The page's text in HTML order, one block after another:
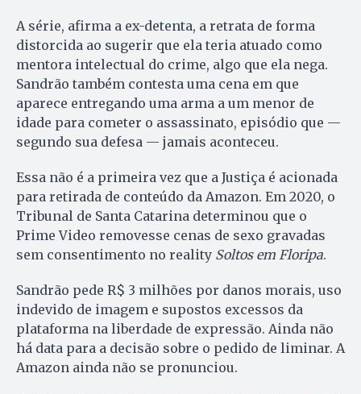
A série, afirma a ex-detenta, a retrata de forma
distorcida ao sugerir que ela teria atuado como
mentora intelectual do crime, algo que ela nega.
Sandrão também contesta uma cena em que
aparece entregando uma arma a um menor de
idade para cometer o assassinato, episódio que —
segundo sua defesa — jamais aconteceu.
Essa não é a primeira vez que a Justiça é acionada
para retirada de conteúdo da Amazon. Em 2020, o
Tribunal de Santa Catarina determinou que o
Prime Video removesse cenas de sexo gravadas
sem consentimento no reality Soltos em Floripa.
Sandrão pede R$ 3 milhões por danos morais, uso
indevido de imagem e supostos excessos da
plataforma na liberdade de expressão. Ainda não
há data para a decisão sobre o pedido de liminar. A
Amazon ainda não se pronunciou.